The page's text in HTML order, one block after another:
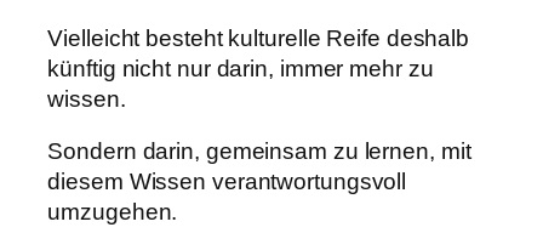
Vielleicht besteht kulturelle Reife deshalb
künftig nicht nur darin, immer mehr zu
wissen.
Sondern darin, gemeinsam zu lernen, mit
diesem Wissen verantwortungsvoll
umzugehen.